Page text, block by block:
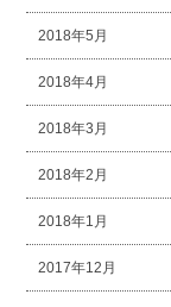
2018年5月
2018年4月
2018年3月
2018年2月
2018年1月
2017年12月